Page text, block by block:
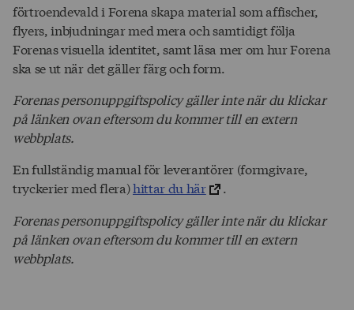
förtroendevald i Forena skapa material som affischer,
flyers, inbjudningar med mera och samtidigt följa
Forenas visuella identitet, samt läsa mer om hur Forena
ska se ut när det gäller färg och form.
Forenas personuppgiftspolicy gäller inte när du klickar
på länken ovan eftersom du kommer till en extern
webbplats.
En fullständig manual för leverantörer (formgivare,
tryckerier med flera)hittar du här
.
Forenas personuppgiftspolicy gäller inte när du klickar
på länken ovan eftersom du kommer till en extern
webbplats.